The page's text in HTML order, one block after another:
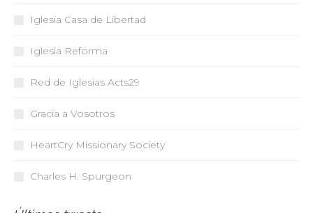
Iglesia Casa de Libertad
Iglesia Reforma
Red de Iglesias Acts29
Gracia a Vosotros
HeartCry Missionary Society
Charles H. Spurgeon